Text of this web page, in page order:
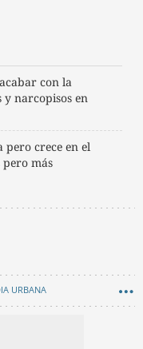
con la
narcopisos en
crece en el
más
URBANA